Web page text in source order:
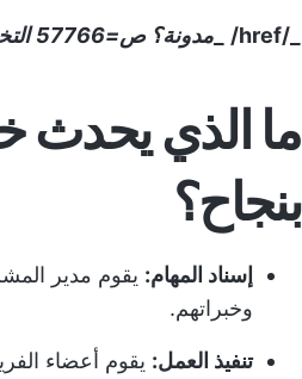
_/href/ مدونة؟ ص=57766
ما الذي يحدث
بنجاح؟
إسناد المهام: يقوم مدير
وخبراتهم.
تنفيذ العمل: يقوم أعضاء